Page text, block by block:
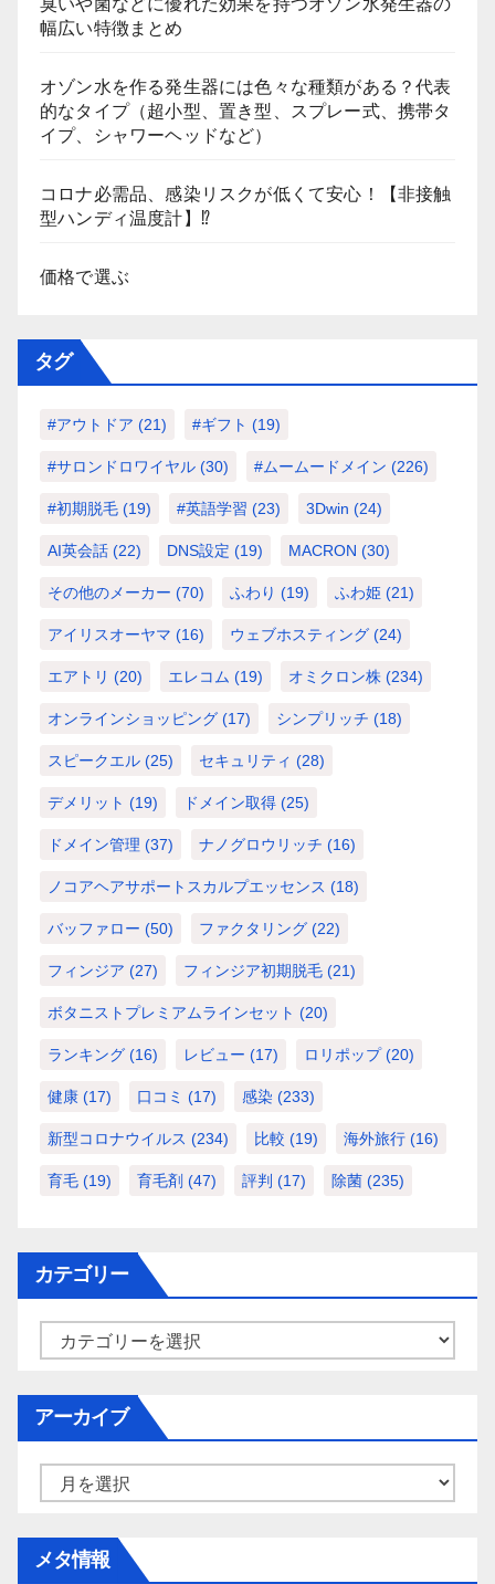
臭いや菌などに優れた効果を持つオゾン水発生器の
幅広い特徴まとめ
オゾン水を作る発生器には色々な種類がある？代表
的なタイプ（超小型、置き型、スプレー式、携帯タ
イプ、シャワーヘッドなど）
コロナ必需品、感染リスクが低くて安心！【非接触
型ハンディ温度計】⁉
価格で選ぶ
タグ
#アウトドア (21) #ギフト (19)
#サロンドロワイヤル (30) #ムームードメイン (226)
#初期脱毛 (19) #英語学習 (23) 3Dwin (24)
AI英会話 (22) DNS設定 (19) MACRON (30)
その他のメーカー (70) ふわり (19) ふわ姫 (21)
アイリスオーヤマ (16) ウェブホスティング (24)
エアトリ (20) エレコム (19) オミクロン株 (234)
オンラインショッピング (17) シンプリッチ (18)
スピークエル (25) セキュリティ (28)
デメリット (19) ドメイン取得 (25)
ドメイン管理 (37) ナノグロウリッチ (16)
ノコアヘアサポートスカルプエッセンス (18)
バッファロー (50) ファクタリング (22)
フィンジア (27) フィンジア初期脱毛 (21)
ボタニストプレミアムラインセット (20)
ランキング (16) レビュー (17) ロリポップ(20)
健康 (17) 口コミ (17) 感染 (233)
新型コロナウイルス (234) 比較 (19) 海外旅行 (16)
育毛 (19) 育毛剤 (47) 評判 (17) 除菌 (235)
カテゴリー
ー
アーカイブ
メタ情報